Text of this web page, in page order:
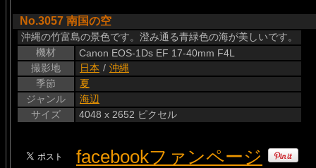
No.3057 南国の空
沖縄の竹富島の景色です。澄み通る青緑色の海が美しいです。
機材
Canon EOS-1Ds EF 17-40mm F4L
撮影地
日本 / 沖縄
季節
夏
ジャンル
海辺
サイズ
4048 x 2652 ピクセル
facebookファンページ